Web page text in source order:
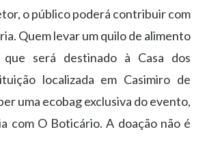
o público poderá contribuir com
Quem levar um quilo de alimento
que será destinado à Casa dos
localizada em Casimiro de
uma ecobag exclusiva do evento,
com O Boticário. A doação não é